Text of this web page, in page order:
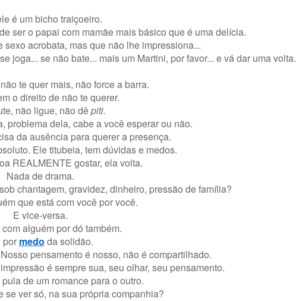
é um bicho traiçoeiro.
ser o papai com mamãe mais básico que é uma delícia.
sexo acrobata, mas que não lhe impressiona...
joga... se não bate... mais um Martini, por favor... e vá dar uma volta.
te quer mais, não force a barra.
o direito de não te querer.
não ligue, não dêpiti.
problema dela, cabe a você esperar ou não.
da ausência para querer a presença.
Ele titubeia, tem dúvidas e medos.
REALMENTE gostar, ela volta.
Nada de drama.
chantagem, gravidez, dinheiro, pressão de família?
que está com você por você.
E vice-versa.
alguém por dó também.
por medo da solidão.
pensamento é nosso, não é compartilhado.
é sempre sua, seu olhar, seu pensamento.
de um romance para o outro.
se ver só, na sua própria companhia?